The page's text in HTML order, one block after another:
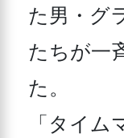
た男・グ
たちが一
た。
「タイ